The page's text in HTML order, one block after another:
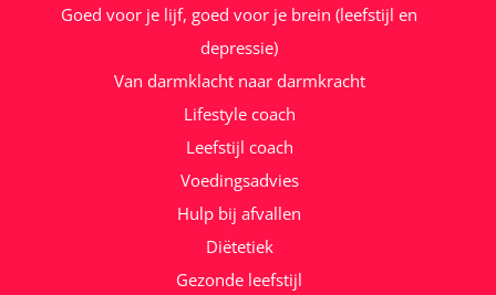
Goed voor je lijf, goed voor je brein (leefstijl en
depressie)
Van darmklacht naar darmkracht
Lifestyle coach
Leefstijl coach
Voedingsadvies
Hulp bij afvallen
Diëtetiek
Gezonde leefstijl